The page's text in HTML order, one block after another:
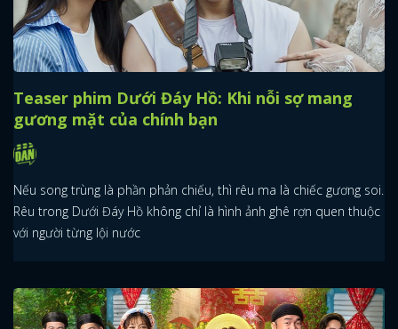
Teaser phim Dưới Đáy Hồ: Khi nỗi sợ mang
gương mặt của chính bạn
Nếu song trùng là phần phản chiếu, thì rêu ma là chiếc gương soi.
Rêu trong Dưới Đáy Hồ không chỉ là hình ảnh ghê rợn quen thuộc
với người từng lội nước